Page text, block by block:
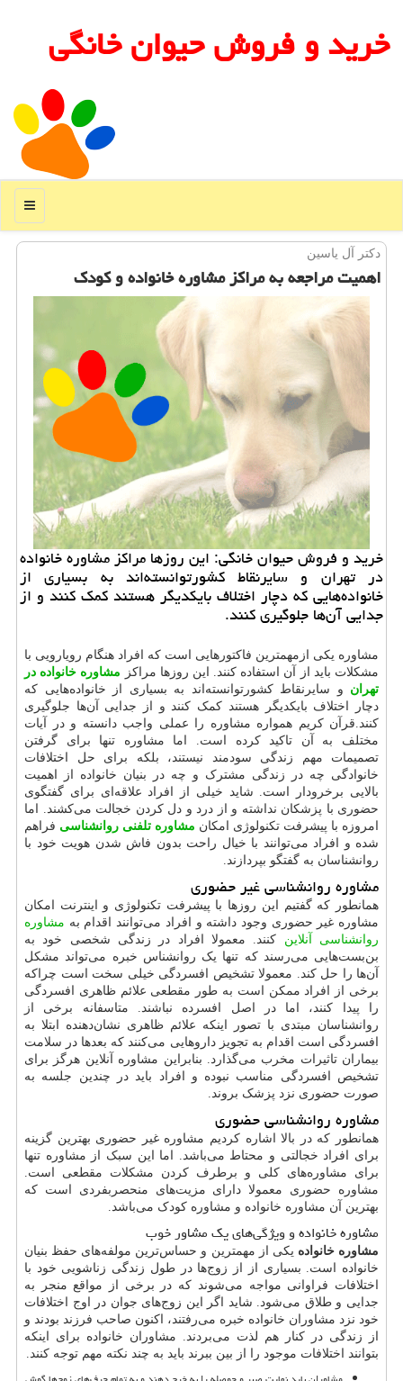
خرید و فروش حیوان خانگی
منو
دكتر آل یاسین
اهمیت مراجعه به مراكز مشاوره خانواده و كودك
خرید و فروش حیوان خانگی: این روزها مراكز مشاوره خانواده
در تهران و سایرنقاط كشورتوانسته‌اند به بسیاری از
خانواده‌هایی كه دچار اختلاف بایكدیگر هستند كمك كنند و از
جدایی آ‌ن‌‌ها جلوگیری كنند.
مشاوره یکی ازمهمترین فاکتورهایی است که افراد هنگام رویارویی با
مشکلات باید از آن استفاده کنند. این روزها مراکز مشاوره خانواده در
تهران و سایرنقاط کشورتوانسته‌اند به بسیاری از خانواده‌هایی که
دچار اختلاف بایکدیگر هستند کمک کنند و از جدایی آ‌ن‌‌ها جلوگیری
کنند.قرآن کریم همواره مشاوره را عملی واجب دانسته و در آیات
مختلف به آن تاکید کرده است. اما مشاوره تنها برای گرفتن
تصمیمات مهم زندگی سودمند نیستند، بلکه برای حل اختلافات
خانوادگی چه در زندگی مشترک و چه در بنیان خانواده از اهمیت
بالایی برخرودار است. شاید خیلی از افراد علاقه‌ای برای گفتگوی
حضوری با پزشکان نداشته و از درد و دل کردن خجالت می‌کشند. اما
امروزه با پیشرفت تکنولوژی امکان مشاوره تلفنی روانشناسی فراهم
شده و افراد می‌توانند با خیال راحت بدون فاش شدن هویت خود با
روانشناسان به گفتگو بپردازند.
مشاوره روانشناسی غیر حضوری
همانطور که گفتیم این روزها با پیشرفت تکنولوژی و اینترنت امکان
مشاوره غیر حضوری وجود داشته و افراد می‌توانند اقدام به مشاوره
روانشناسی آنلاین کنند. معمولا افراد در زندگی شخصی خود به
بن‌بست‌هایی می‌رسند که تنها یک روانشناس خبره می‌تواند مشکل
آن‌ها را حل کند. معمولا تشخیص افسردگی خیلی سخت است چراکه
برخی از افراد ممکن است به طور مقطعی علائم ظاهری افسردگی
را پیدا کنند، اما در اصل افسرده نباشند. متاسفانه برخی از
روانشناسان مبتدی با تصور اینکه علائم ظاهری نشان‌دهنده ابتلا به
افسردگی است اقدام به تجویز داروهایی می‌کنند که بعدها در سلامت
بیماران تاثیرات مخرب می‌گذارد. بنابراین مشاوره آنلاین هرگز برای
تشخیص افسردگی مناسب نبوده و افراد باید در چندین جلسه به
صورت حضوری نزد پزشک بروند.
مشاوره روانشناسی حضوری
همانطور که در بالا اشاره کردیم مشاوره غیر حضوری بهترین گزینه
برای افراد خجالتی و محتاط می‌باشد. اما این سبک از مشاوره تنها
برای مشاوره‌های کلی و برطرف کردن مشکلات مقطعی است.
مشاوره حضوری معمولا دارای مزیت‌های منحصربفردی است که
بهترین آن مشاوره خانواده و مشاوره کودک می‌باشد.
مشاوره خانواده و ویژگی‌های یک مشاور خوب
مشاوره خانواده یکی از مهمترین و حساس‌ترین مولفه‌های حفظ بنیان
خانواده است. بسیاری از از زوج‌ها در طول زندگی زناشویی خود با
اختلافات فراوانی مواجه می‌شوند که در برخی از مواقع منجر به
جدایی و طلاق می‌شود. شاید اگر این زوج‌های جوان در اوج اختلافات
خود نزد مشاوران خانواده خبره می‌رفتند، اکنون صاحب فرزند بودند و
از زندگی در کنار هم لذت می‌بردند. مشاوران خانواده برای اینکه
بتوانند اختلافات موجود را از بین ببرند باید به چند نکته مهم توجه کنند.